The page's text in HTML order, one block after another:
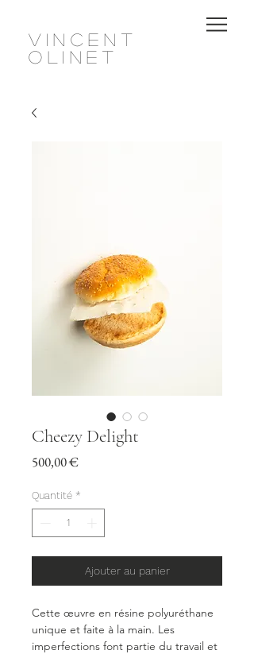
Vincent
olinet
Cheezy Delight
500,00 €Prix
Quantité *
Ajouter au panier
Cette œuvre en résine polyuréthane
unique et faite à la main. Les
imperfections font partie du travail et